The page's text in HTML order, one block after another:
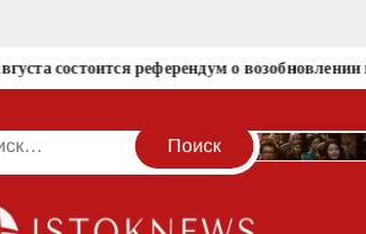
состоится референдум о возобновлении